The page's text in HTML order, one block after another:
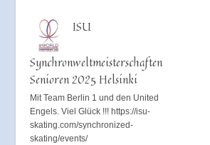
ISU
Synchronweltmeisterschaften
Senioren 2025 Helsinki
Mit Team Berlin 1 und den United
Engels. Viel Glück !!! https://isu-
skating.com/synchronized-
skating/events/